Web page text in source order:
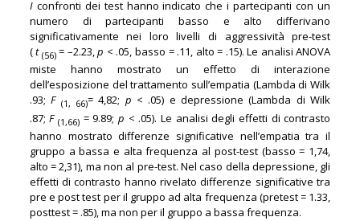
Iconfronti dei test hanno indicato che i partecipanti con un
numero di partecipanti basso e alto differivano
significativamente nei loro livelli di aggressività pre-test
(t (56)= –2.23,p < .05, basso = .11, alto = .15). Le analisi ANOVA
miste hanno mostrato un effetto di interazione
dell’esposizione del trattamento sull’empatia (Lambda di Wilk
.93;F (1, 66)= 4,82; p < .05) e depressione (Lambda di Wilk
.87;F(1,66) = 9.89;p < .05). Le analisi degli effetti di contrasto
hanno mostrato differenze significative nell’empatia tra il
gruppo a bassa e alta frequenza al post-test (basso = 1,74,
alto = 2,31), ma non al pre-test. Nel caso della depressione, gli
effetti di contrasto hanno rivelato differenze significative tra
pre e post test per il gruppo ad alta frequenza (pretest = 1.33,
posttest = .85), ma non per il gruppo a bassa frequenza.